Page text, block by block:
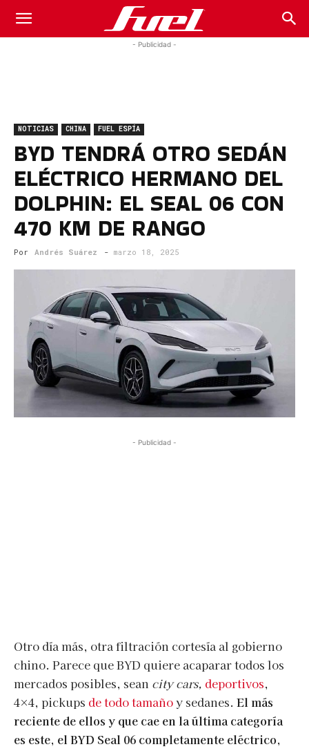
Fuel
Magazine
- Publicidad -
NOTICIAS CHINA FUEL ESPÍA
BYD TENDRÁ OTRO SEDÁN
ELÉCTRICO HERMANO DEL
DOLPHIN: EL SEAL 06 CON
470 KM DE RANGO
Por Andrés Suárez - marzo 18, 2025
- Publicidad -
Otro día más, otra filtración cortesía al gobierno
chino. Parece que BYD quiere acaparar todos los
mercados posibles, sean city cars, deportivos,
4×4, pickups de todo tamañoy sedanes. El más
reciente de ellos y que cae en la última categoría
es este, el BYD Seal 06 completamente eléctrico,